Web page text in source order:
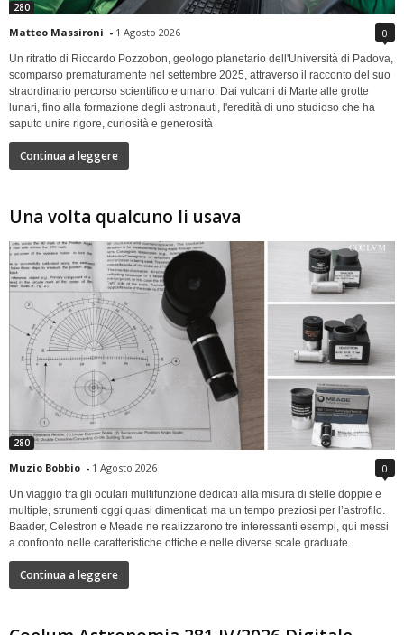
280
Matteo Massironi - 1 Agosto 2026 0
Un ritratto di Riccardo Pozzobon, geologo planetario dell'Università di Padova,
scomparso prematuramente nel settembre 2025, attraverso il racconto del suo
straordinario percorso scientifico e umano. Dai vulcani di Marte alle grotte
lunari, fino alla formazione degli astronauti, l'eredità di uno studioso che ha
saputo unire rigore, curiosità e generosità
Continua a leggere
Una volta qualcuno li usava
280
Muzio Bobbio - 1 Agosto 2026 0
Un viaggio tra gli oculari multifunzione dedicati alla misura di stelle doppie e
multiple, strumenti oggi quasi dimenticati ma un tempo preziosi per l’astrofilo.
Baader, Celestron e Meade ne realizzarono tre interessanti esempi, qui messi
a confronto nelle caratteristiche ottiche e nelle diverse scale graduate.
Continua a leggere